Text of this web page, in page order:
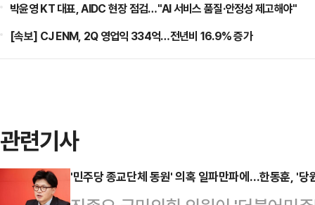
박윤영 KT 대표, AIDC 현장 점검…"AI 서비스 품질·안정성 제고해야"
[속보] CJ ENM, 2Q 영업익 334억…전년비 16.9% 증가
관련기사
'민주당 종교단체 동원' 의혹 일파만파에…한동훈, '당